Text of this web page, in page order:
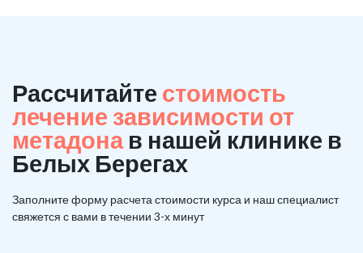
Рассчитайте стоимость
лечение зависимости от
метадона в нашей клинике в
Белых Берегах
Заполните форму расчета стоимости курса и наш специалист
свяжется с вами в течении 3-х минут